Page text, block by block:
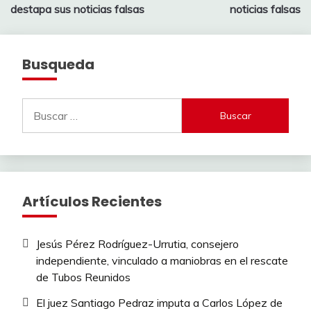
entradas
destapa sus noticias falsas
noticias falsas
Busqueda
Artículos Recientes
Jesús Pérez Rodríguez-Urrutia, consejero
independiente, vinculado a maniobras en el rescate
de Tubos Reunidos
El juez Santiago Pedraz imputa a Carlos López de